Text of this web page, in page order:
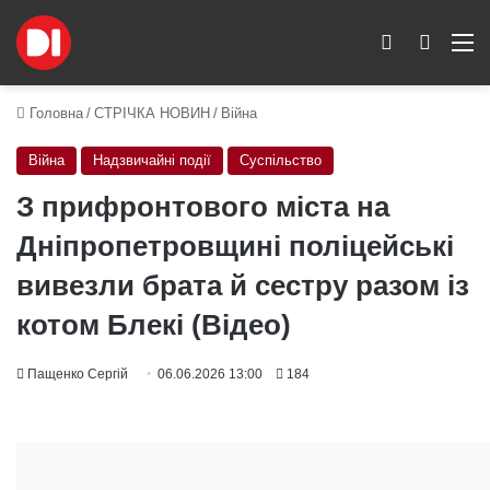
Пошук
Switch skin
Головна / СТРІЧКА НОВИН / Війна
Війна Надзвичайні події Суспільство
З прифронтового міста на
Дніпропетровщині поліцейські
вивезли брата й сестру разом із
котом Блекі (Відео)
Пащенко Сергій 06.06.2026 13:00 184